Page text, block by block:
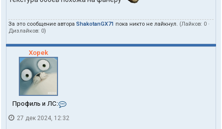
За это сообщение автора ShakotanGX71 пока никто не лайкнул. (Лайков: 0 ·
Дизлайков: 0)
Xopek
Профиль и ЛС:
н
27 дек 2024, 12:32